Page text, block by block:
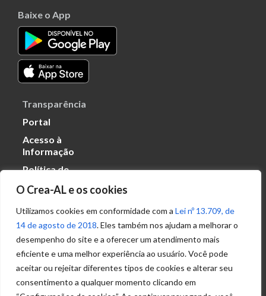
O Crea-AL e os cookies
Utilizamos cookies em conformidade com a Lei nº 13.709, de
14 de agosto de 2018. Eles também nos ajudam a melhorar o
desempenho do site e a oferecer um atendimento mais
eficiente e uma melhor experiência ao usuário. Você pode
aceitar ou rejeitar diferentes tipos de cookies e alterar seu
consentimento a qualquer momento clicando em
Baixe o App
Transparência
Portal
Acesso à
Informação
Política de
Dados
Ouvidoria
(82) 2123 0864
ouvidoria@crea-al.org.br
Fale Conosco